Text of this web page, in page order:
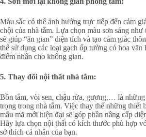
Màu sắc có thể ảnh hưởng trực tiếp đến cảm
chội của nhà tắm. Lựa chọn màu sơn sáng
sẽ giúp “ăn gian” diện tích và tạo cảm giác
thể sử dụng các loại gạch ốp tường có hoa văn
điểm nhấn cho không gian.
5. Thay đổi nội thất nhà tắm:
Bồn tắm, vòi sen, chậu rửa, gương,… là những
trọng trong nhà tắm. Việc thay thế những thiết
mẫu mã mới hiện đại sẽ góp phần nâng cấp
Hãy lựa chọn nội thất có kích thước phù hợp
sở thích cá nhân của bạn.